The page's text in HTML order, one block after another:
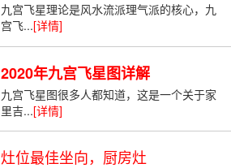
九宫飞星理论是风水流派理气派的核心，九
宫飞...[详情]
2020年九宫飞星图详解
九宫飞星图很多人都知道，这是一个关于家
里吉...[详情]
灶位最佳坐向，厨房灶